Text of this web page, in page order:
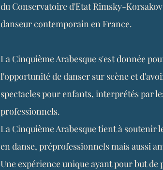
du Conservatoire d'Etat Rimsky-
danseur contemporain en France.
La Cinquième Arabesque s'est donnée
l'opportunité de danser sur scène et
spectacles pour enfants, interprétés par
professionnels.
La Cinquième Arabesque tient à soutenir
en danse, préprofessionnels mais aussi
Une expérience unique ayant pour but de